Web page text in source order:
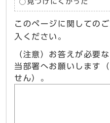
見つけにくかった
このページに関しての
入ください。
（注意）お答えが必要
当部署へお願いします
せん）。